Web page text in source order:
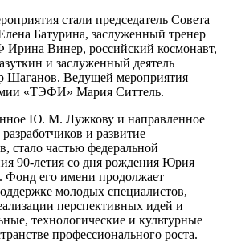
стали председатель Совета
Батурина, заслуженный тренер
Ирина Винер, российский космонавт,
и заслуженный деятель
Шаганов. Ведущей мероприятия
«ТЭФИ» Мария Ситтель.
Ю. М. Лужкову и направленное
и развитие
стало частью федеральной
90-летия со дня рождения Юрия
его имени продолжает
молодых специалистов,
перспективных идей и
технологические и культурные
профессионального роста.